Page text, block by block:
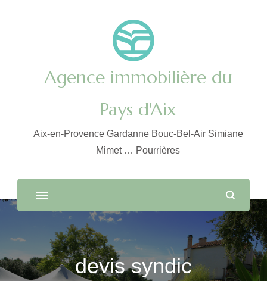
Agence immobilière du
Pays d'Aix
Aix-en-Provence Gardanne Bouc-Bel-Air Simiane
Mimet … Pourrières
devis syndic